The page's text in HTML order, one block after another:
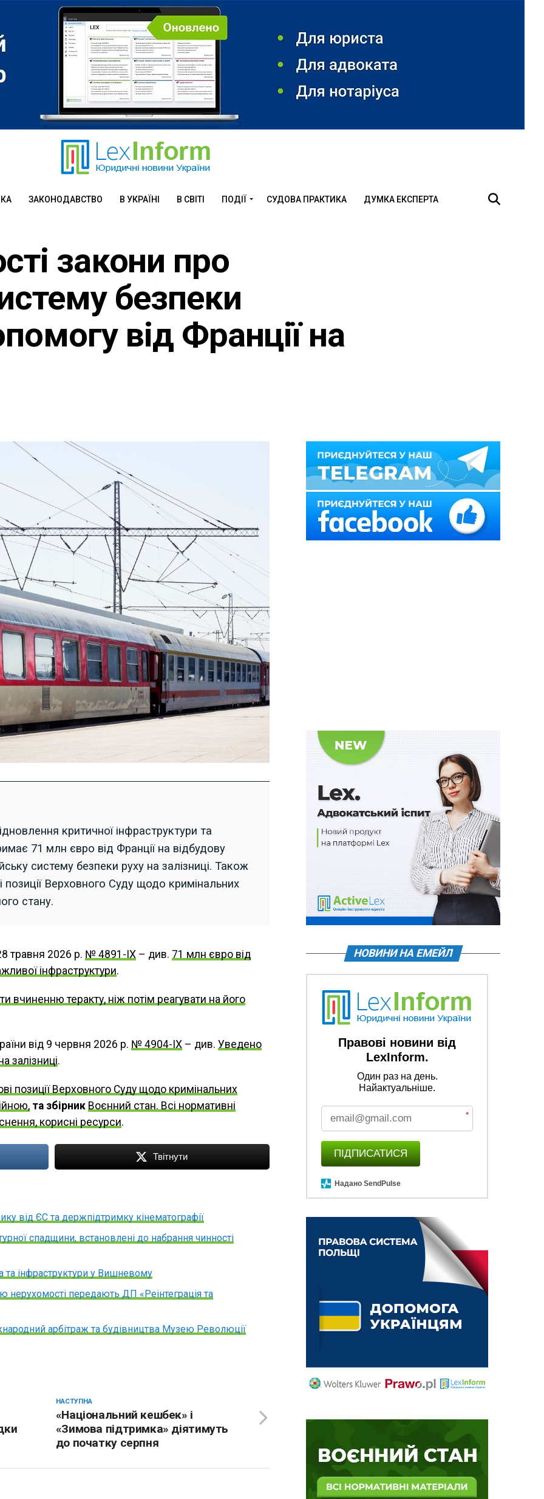
ЗАКОНОДАВСТВО В УКРАЇНІ В СВІТІ ПОДІЇ СУДОВА ПРАКТИКА ДУМКА ЕКСПЕРТА
закони про
безпеки
від Франції на
критичної інфраструктури та
71 млн євро від Франції на відбудову
систему безпеки руху на залізниці. Також
позиції Верховного Суду щодо кримінальних
стану.
травня 2026 р. № 4891-IX – див. 71 млн євро від
інфраструктури.
вчиненню теракту, ніж потім реагувати на його
від 9 червня 2026 р. № 4904-IX – див. Уведено
залізниці.
позиції Верховного Суду щодо кримінальних
та збірник Воєнний стан. Всі нормативні
корисні ресурси.
Твітнути
від ЄС та держпідтримку кінематографії
спадщини, встановлені до набрання чинності
та інфраструктури у Вишневому
нерухомості передають ДП «Реінтеграція та
арбітраж та будівництва Музею Революції
НАСТУПНА
«Національний кешбек» і
«Зимова підтримка» діятимуть
до початку серпня
НОВИНИ НА ЕМЕЙЛ
Правові новини від
LexInform.
Один раз на день.
Найактуальніше.
*
ПІДПИСАТИСЯ
Надано SendPulse